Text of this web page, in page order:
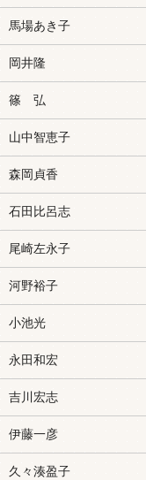
馬場あき子
岡井隆
篠 弘
山中智恵子
森岡貞香
石田比呂志
尾崎左永子
河野裕子
小池光
永田和宏
吉川宏志
伊藤一彦
久々湊盈子